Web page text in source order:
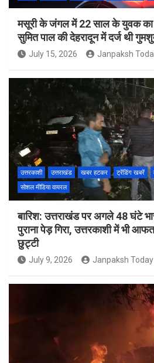
मसूरी के जंगल में 22 साल के युवक
सुमित पाल की देहरादून में दर्ज थी
July 15, 2026 Janpaksh
उत्तरकाशी उत्तराखंड खबर हटकर ट्रेंडिंग खबरें
सोशल मीडिया वायरल
बारिश: उत्तराखंड पर अगले 48 घंटे
पुराना पेड़ गिरा, उत्तरकाशी में भी
छुट्टी
July 9, 2026 Janpaksh Today